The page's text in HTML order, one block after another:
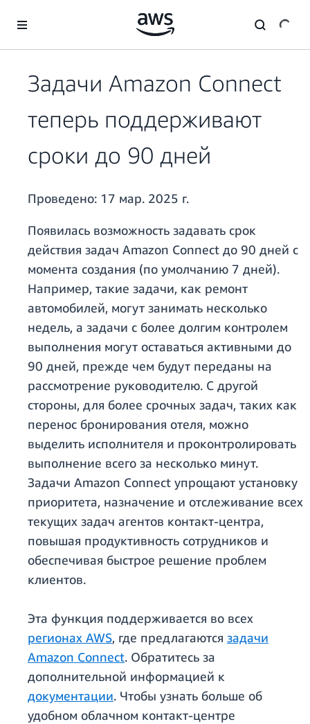
Перейти к главному контенту
Задачи Amazon Connect
теперь поддерживают
сроки до 90 дней
Проведено: 17 мар. 2025 г.
Появилась возможность задавать срок
действия задач Amazon Connect до 90 дней с
момента создания (по умолчанию 7 дней).
Например, такие задачи, как ремонт
автомобилей, могут занимать несколько
недель, а задачи с более долгим контролем
выполнения могут оставаться активными до
90 дней, прежде чем будут переданы на
рассмотрение руководителю. С другой
стороны, для более срочных задач, таких как
перенос бронирования отеля, можно
выделить исполнителя и проконтролировать
выполнение всего за несколько минут.
Задачи Amazon Connect упрощают установку
приоритета, назначение и отслеживание всех
текущих задач агентов контакт-центра,
повышая продуктивность сотрудников и
обеспечивая быстрое решение проблем
клиентов.
Эта функция поддерживается во всех
регионах AWS, где предлагаются задачи
Amazon Connect. Обратитесь за
дополнительной информацией к
документации. Чтобы узнать больше об
удобном облачном контакт-центре